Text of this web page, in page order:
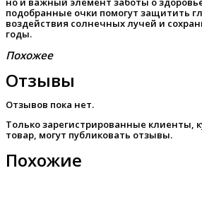
подобранные очки помогут защитить
воздействия солнечных лучей и
годы.
Похожее
Отзывы
Отзывов пока нет.
Только зарегистрированные клиенты,
товар, могут публиковать отзывы.
Похожие